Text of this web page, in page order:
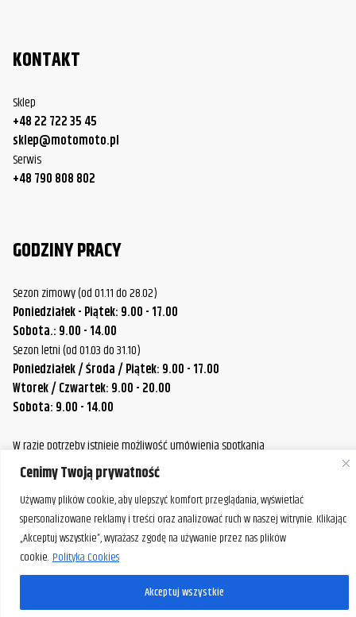
Cenimy Twoją prywatność
Używamy plików cookie, aby ulepszyć komfort przeglądania, wyświetlać
spersonalizowane reklamy i treści oraz analizować ruch w naszej witrynie. Klikając
„Akceptuj wszystkie”, wyrażasz zgodę na używanie przez nas plików
cookie. Polityka Cookies
Akceptuj wszystkie
KONTAKT
Sklep
+48 22 722 35 45
sklep@motomoto.pl
Serwis
+48 790 808 802
GODZINY PRACY
Sezon zimowy (od 01.11 do 28.02)
Poniedziałek - Piątek: 9.00 - 17.00
Sobota.: 9.00 - 14.00
Sezon letni (od 01.03 do 31.10)
Poniedziałek / Środa / Piątek: 9.00 - 17.00
Wtorek / Czwartek: 9.00 - 20.00
Sobota: 9.00 - 14.00
W razie potrzeby istnieje możliwość umówienia spotkania
poza standardowymi godzinami pracy naszej firmy.
Prosimy o wcześniejszy kontakt, aby ustalić dogodny termin.